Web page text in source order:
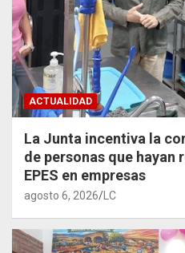
ACTUALIDAD
La Junta incentiva la
de personas que
EPES en empresas
agosto 6, 2026 LC